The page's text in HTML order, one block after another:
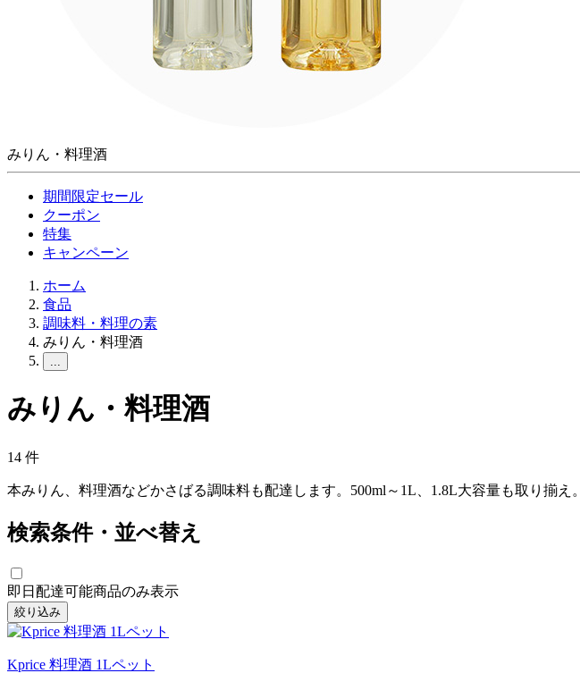
みりん・料理酒
期間限定セール
クーポン
特集
キャンペーン
ホーム
食品
調味料・料理の素
みりん・料理酒
...
みりん・料理酒
14 件
本みりん、料理酒などかさばる調味料も配達します。500ml～1L、1.8L大容量も取り揃え。
検索条件・並べ替え
即日配達可能商品のみ表示
絞り込み
Kprice 料理酒 1Lペット